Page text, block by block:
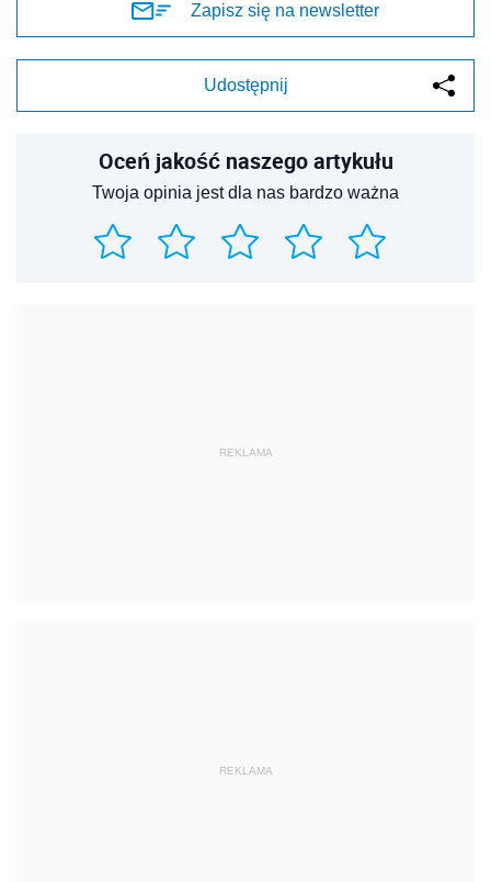
Zapisz się na newsletter
Udostępnij
Oceń jakość naszego artykułu
Twoja opinia jest dla nas bardzo ważna
REKLAMA
REKLAMA